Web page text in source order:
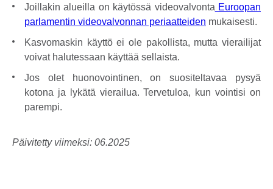
Joillakin alueilla on käytössä videovalvonta Euroopan
parlamentin videovalvonnan periaatteiden mukaisesti.
Kasvomaskin käyttö ei ole pakollista, mutta vierailijat
voivat halutessaan käyttää sellaista.
Jos olet huonovointinen, on suositeltavaa pysyä
kotona ja lykätä vierailua. Tervetuloa, kun vointisi on
parempi.
Päivitetty viimeksi: 06.2025